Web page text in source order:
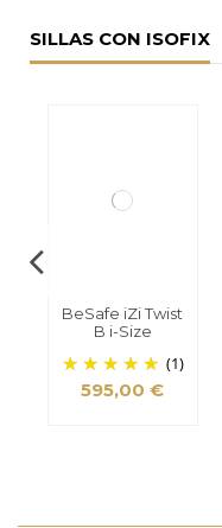
SILLAS CON ISOFIX
BeSafe iZi Twist
B i-Size
(1)
595,00 €